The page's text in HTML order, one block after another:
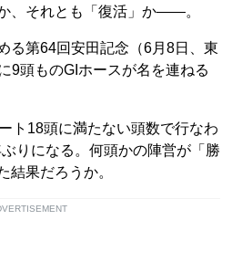
、それとも「復活」か――。
る第64回安田記念（6月8日、東
9頭ものGIホースが名を連ねる
ト18頭に満たない頭数で行なわ
りになる。何頭かの陣営が「勝
結果だろうか。